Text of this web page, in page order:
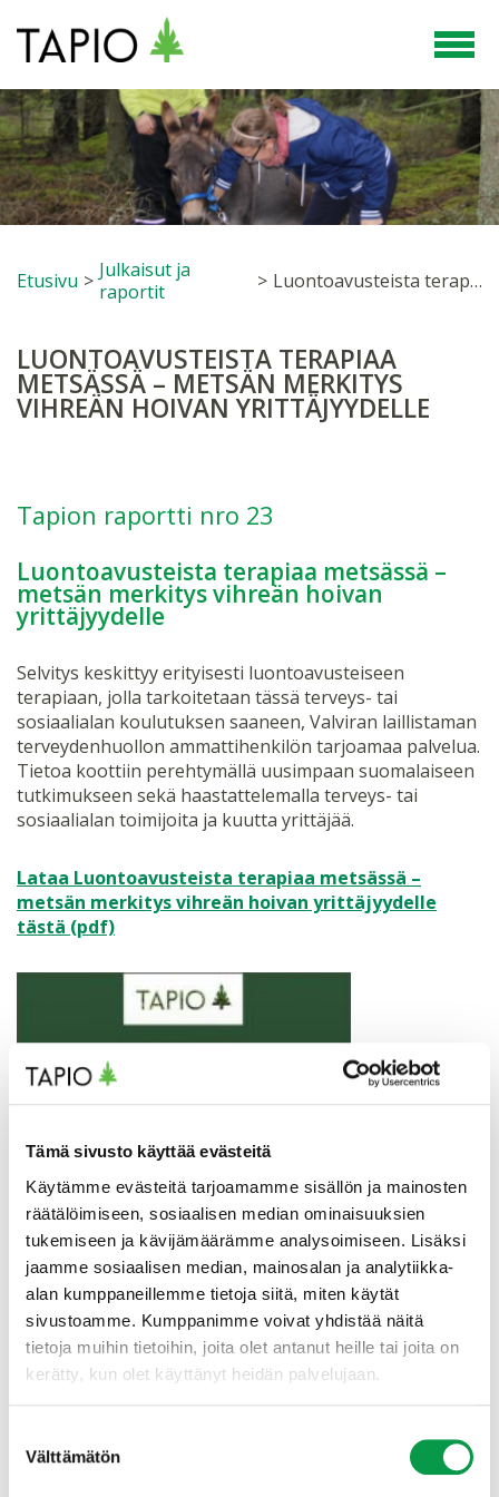
Tämä sivusto käyttää evästeitä
Käytämme evästeitä tarjoamamme sisällön ja mainosten
räätälöimiseen, sosiaalisen median ominaisuuksien
tukemiseen ja kävijämäärämme analysoimiseen. Lisäksi
jaamme sosiaalisen median, mainosalan ja analytiikka-
alan kumppaneillemme tietoja siitä, miten käytät
sivustoamme. Kumppanimme voivat yhdistää näitä
tietoja muihin tietoihin, joita olet antanut heille tai joita on
kerätty, kun olet käyttänyt heidän palvelujaan.
valinta
Välttämätön
Etusivu > Julkaisut ja
raportit
> Luontoavusteista terapiaa metsässä – metsän merkitys vihreän hoivan yrittäjyydelle
LUONTOAVUSTEISTA TERAPIAA
METSÄSSÄ – METSÄN MERKITYS
VIHREÄN HOIVAN YRITTÄJYYDELLE
Tapion raportti nro 23
Luontoavusteista terapiaa metsässä –
metsän merkitys vihreän hoivan
yrittäjyydelle
Selvitys keskittyy erityisesti luontoavusteiseen
terapiaan, jolla tarkoitetaan tässä terveys- tai
sosiaalialan koulutuksen saaneen, Valviran laillistaman
terveydenhuollon ammattihenkilön tarjoamaa palvelua.
Tietoa koottiin perehtymällä uusimpaan suomalaiseen
tutkimukseen sekä haastattelemalla terveys- tai
sosiaalialan toimijoita ja kuutta yrittäjää.
Lataa Luontoavusteista terapiaa metsässä –
metsän merkitys vihreän hoivan yrittäjyydelle
tästä (pdf)